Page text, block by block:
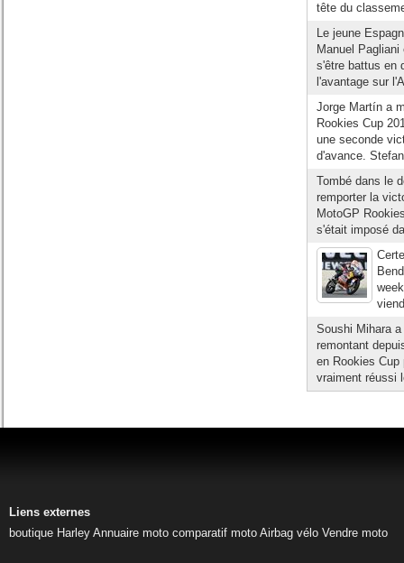
tête du
Le jeune
Manuel
s'être battus en
l'avantage sur
Jorge Martín a
Rookies Cup
une seconde
d'avance.
Tombé dans le
remporter la
MotoGP
s'était imposé
Soushi Mihara
remontant
en Rookies
vraiment réussi
Liens externes
boutique Harley Annuaire moto comparatif moto Airbag vélo Vendre moto